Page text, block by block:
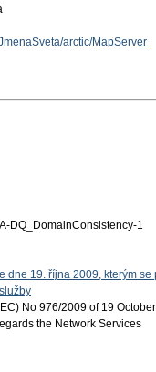
arctic/MapServer
DQ_DomainConsistency-1
dne 19. října 2009, kterým
No 976/2009 of 19
the Network Services